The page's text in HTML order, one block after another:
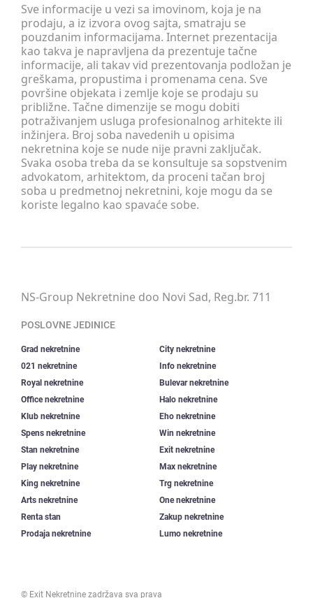
Sve informacije u vezi sa imovinom, koja je na
prodaju, a iz izvora ovog sajta, smatraju se
pouzdanim informacijama. Internet prezentacija
kao takva je napravljena da prezentuje tačne
informacije, ali takav vid prezentovanja podložan je
greškama, propustima i promenama cena. Sve
površine objekata i zemlje koje se prodaju su
približne. Tačne dimenzije se mogu dobiti
potraživanjem usluga profesionalnog arhitekte ili
inžinjera. Broj soba navedenih u opisima
nekretnina koje se nude nije pravni zaključak.
Svaka osoba treba da se konsultuje sa sopstvenim
advokatom, arhitektom, da proceni tačan broj
soba u predmetnoj nekretnini, koje mogu da se
koriste legalno kao spavaće sobe.
NS-Group Nekretnine doo Novi Sad, Reg.br. 711
POSLOVNE JEDINICE
Grad nekretnine
City nekretnine
021 nekretnine
Info nekretnine
Royal nekretnine
Bulevar nekretnine
Office nekretnine
Halo nekretnine
Klub nekretnine
Eho nekretnine
Spens nekretnine
Win nekretnine
Stan nekretnine
Exit nekretnine
Play nekretnine
Max nekretnine
King nekretnine
Trg nekretnine
Arts nekretnine
One nekretnine
Renta stan
Zakup nekretnine
Prodaja nekretnine
Lumo nekretnine
© Exit Nekretnine zadržava sva prava